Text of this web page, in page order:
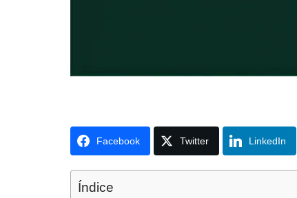
Facebook Twitter LinkedIn
Índice